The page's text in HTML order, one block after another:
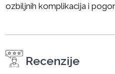
ozbiljnih komplikacija i
Recenzije